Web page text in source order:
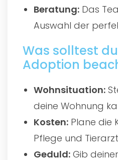
Beratung: Das
Auswahl der
Was solltest
Adoption
Wohnsituation:
deine Wohnung
Kosten: Plane die
Pflege und
Geduld: Gib